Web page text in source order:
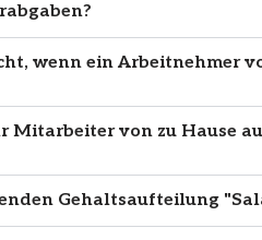
wenn ein Arbeitnehmer
Mitarbeiter von zu Hause
Gehaltsaufteilung